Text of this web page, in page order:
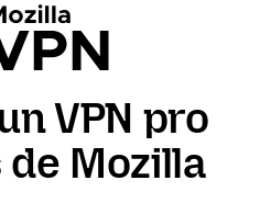
VPN pro
Mozilla